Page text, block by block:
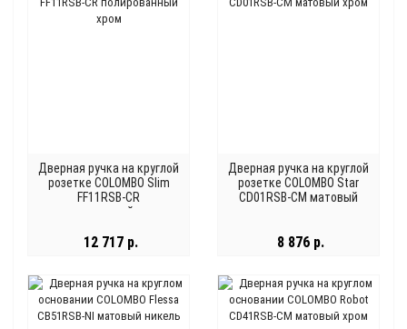
Дверная ручка на круглой
розетке COLOMBO Slim
FF11RSB-CR
полированный хром
12 717 р.
Дверная ручка на круглой
розетке COLOMBO Star
CD01RSB-CM матовый
8 876 р.